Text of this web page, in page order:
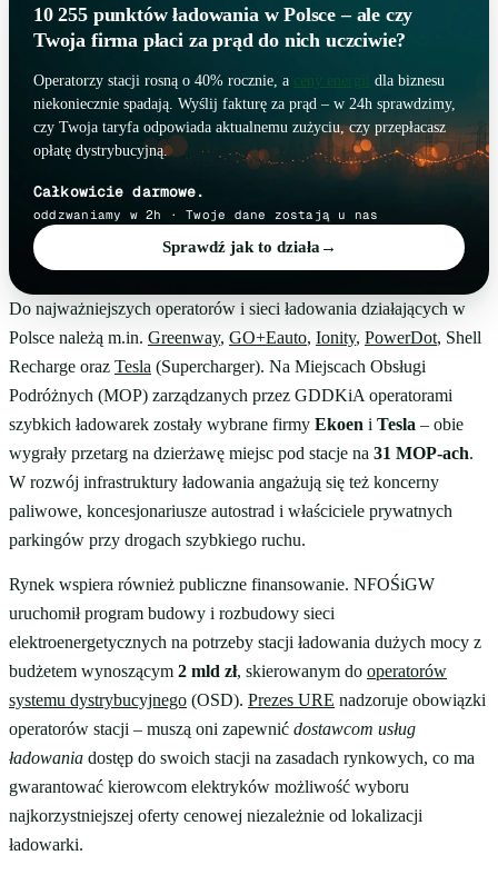
10 255 punktów ładowania w Polsce – ale czy
Twoja firma płaci za prąd do nich uczciwie?
Operatorzy stacji rosną o 40% rocznie, a ceny energii
dla biznesu
niekoniecznie spadają. Wyślij fakturę za prąd – w 24h sprawdzimy,
czy Twoja taryfa odpowiada aktualnemu zużyciu, czy przepłacasz
opłatę dystrybucyjną.
Sprawdź jak to działa →
Całkowicie darmowe.
oddzwaniamy w 2h · Twoje dane zostają u nas
Do najważniejszych operatorów i sieci ładowania działających w
Polsce należą m.in. Greenway, GO+Eauto, Ionity, PowerDot, Shell
Recharge oraz Tesla (Supercharger). Na Miejscach Obsługi
Podróżnych (MOP) zarządzanych przez GDDKiA operatorami
szybkich ładowarek zostały wybrane firmy Ekoen i Tesla – obie
wygrały przetarg na dzierżawę miejsc pod stacje na 31 MOP-ach.
W rozwój infrastruktury ładowania angażują się też koncerny
paliwowe, koncesjonariusze autostrad i właściciele prywatnych
parkingów przy drogach szybkiego ruchu.
Rynek wspiera również publiczne finansowanie. NFOŚiGW
uruchomił program budowy i rozbudowy sieci
elektroenergetycznych na potrzeby stacji ładowania dużych mocy z
budżetem wynoszącym 2 mld zł, skierowanym do operatorów
systemu dystrybucyjnego (OSD). Prezes URE nadzoruje obowiązki
operatorów stacji – muszą oni zapewnić dostawcom usług
ładowania dostęp do swoich stacji na zasadach rynkowych, co ma
gwarantować kierowcom elektryków możliwość wyboru
najkorzystniejszej oferty cenowej niezależnie od lokalizacji
ładowarki.